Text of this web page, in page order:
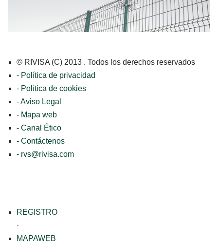
© RIVISA (C) 2013 . Todos los derechos reservados
- Política de privacidad
- Política de cookies
-Aviso Legal
- Mapa web
- Canal Ético
- Contáctenos
- rvs@rivisa.com
REGISTRO
·
MAPAWEB